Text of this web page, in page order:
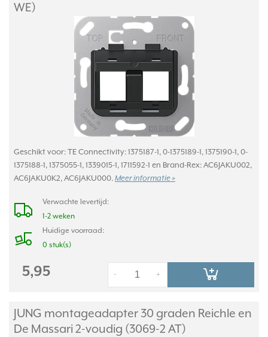
WE)
Geschikt voor: TE Connectivity: 1375187-1, 0-1375189-1, 1375190-1, 0-
1375188-1, 1375055-1, 1339015-1, 1711592-1 en Brand-Rex: AC6JAKU002,
AC6JAKU0K2, AC6JAKU000. Meer informatie »
Verwachte levertijd:
1-2 weken
Huidige voorraad:
0 stuk(s)
5,95 +
-
JUNG montageadapter 30 graden Reichle en
De Massari 2-voudig (3069-2 AT)